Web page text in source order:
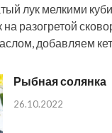
лук мелкими
разогретой
добавляем
Рыбная солянка
26.10.2022